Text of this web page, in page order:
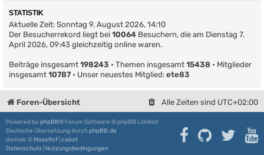
STATISTIK
Aktuelle Zeit: Sonntag 9. August 2026, 14:10
Der Besucherrekord liegt bei 10064 Besuchern, die am Dienstag 7.
April 2026, 09:43 gleichzeitig online waren.
Beiträge insgesamt 198243 • Themen insgesamt 15438 • Mitglieder
insgesamt 10787 • Unser neuestes Mitglied: ete83
Foren-Übersicht Alle Zeiten sind UTC+02:00
Powered by phpBB® Forum Software © phpBB Limited
Deutsche Übersetzung durchphpBB.de
damaïo © Mazeltof cabot
Datenschutz Nutzungsbedingungen